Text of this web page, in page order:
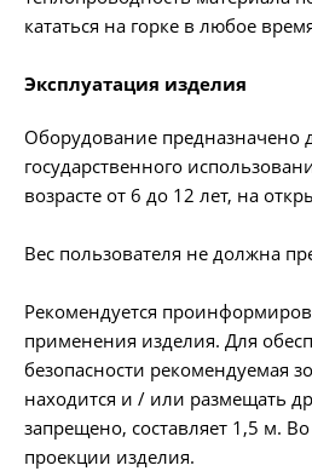
кататься на горке в любое
Эксплуатация изделия
Оборудование предназначено
государственного
возрасте от 6 до 12 лет, на
Вес пользователя не должна
Рекомендуется
применения изделия. Для
безопасности рекомендуемая
находится и / или размещать
запрещено, составляет 1,5 м.
проекции изделия.